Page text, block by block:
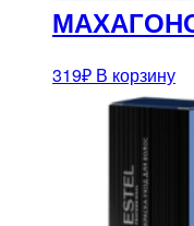
319₽ В корзину